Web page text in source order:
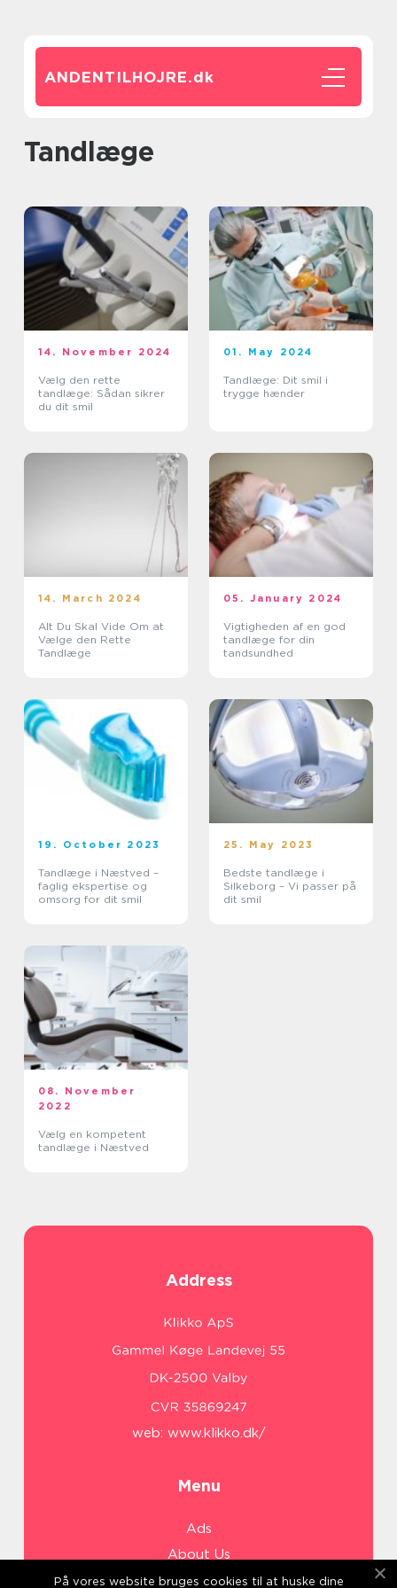
ANDENTILHOJRE.dk
tandlæge
14. November 2024
Vælg den rette
tandlæge: Sådan sikrer
du dit smil
01. May 2024
Tandlæge: Dit smil i
trygge hænder
14. March 2024
Alt Du Skal Vide Om at
Vælge den Rette
Tandlæge
05. January 2024
Vigtigheden af en god
tandlæge for din
tandsundhed
19. October 2023
Tandlæge i Næstved –
faglig ekspertise og
omsorg for dit smil
25. May 2023
Bedste tandlæge i
Silkeborg – Vi passer på
dit smil
08. November
2022
Vælg en kompetent
tandlæge i Næstved
Address
web: www.klikko.dk/
Menu
Ads
About Us
Cookies
På vores website bruges cookies til at huske dine